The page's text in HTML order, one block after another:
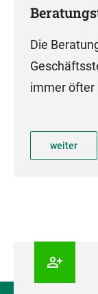
Die
immer öfter
weiter